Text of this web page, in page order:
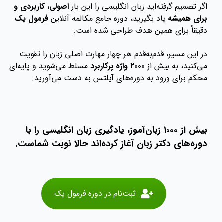
اگر تصمیم گرفته‌اید زبان انگلیسی را این بار اصولی، کاربردی و
برای همیشه یاد بگیرید، دوره جامع مکالمه آنلاین فرمول یک
دقیقاً برای همین هدف طراحی شده است.
در این مسیر، قدم‌به‌قدم هر چهار مهارت اصلی زبان را تقویت
می‌کنید، به بیش از ۲۰۰۰ واژه پرکاربرد
مسلط می‌شوید و پایه‌ای
محکم برای ورود به دوره‌های آیلتس به دست می‌آورید.
بیش از ۱۰۰۰ زبان‌آموز، یادگیری زبان انگلیسی را با
دوره‌های دکتر زبان آغاز کرده‌اند حالا نوبت شماست.
ثبت‌نام در دوره فرمول یک